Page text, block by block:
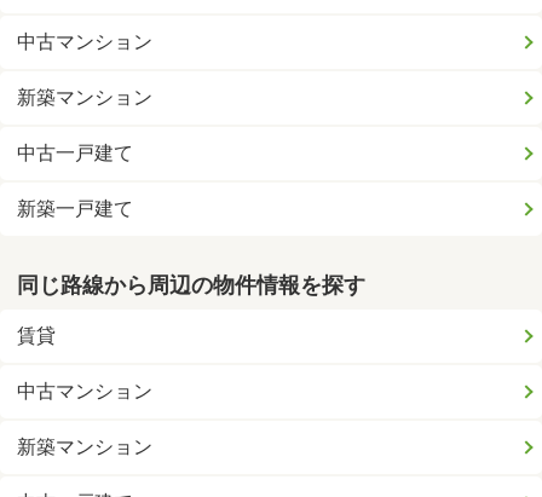
中古マンション
新築マンション
中古一戸建て
新築一戸建て
同じ路線から周辺の物件情報を探す
賃貸
中古マンション
新築マンション